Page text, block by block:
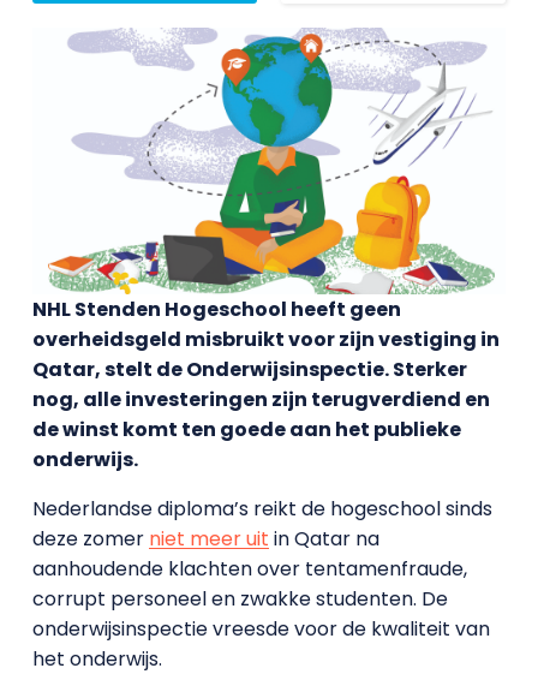
NHL Stenden Hogeschool heeft geen
overheidsgeld misbruikt voor zijn vestiging in
Qatar, stelt de Onderwijsinspectie. Sterker
nog, alle investeringen zijn terugverdiend en
de winst komt ten goede aan het publieke
onderwijs.
Nederlandse diploma’s reikt de hogeschool sinds
deze zomer niet meer uit in Qatar na
aanhoudende klachten over tentamenfraude,
corrupt personeel en zwakke studenten. De
onderwijsinspectie vreesde voor de kwaliteit van
het onderwijs.